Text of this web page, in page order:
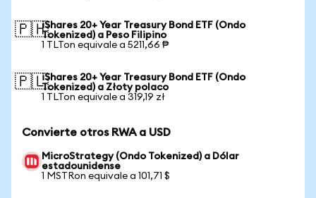
🇵🇭iShares 20+ Year Treasury Bond ETF (Ondo
Tokenized) a Peso Filipino
1 TLTon equivale a 5211,66 ₱
🇵🇱iShares 20+ Year Treasury Bond ETF (Ondo
Tokenized) a Złoty polaco
1 TLTon equivale a 319,19 zł
Convierte otros RWA a USD
MicroStrategy (Ondo Tokenized) a Dólar
estadounidense
1 MSTRon equivale a 101,71 $